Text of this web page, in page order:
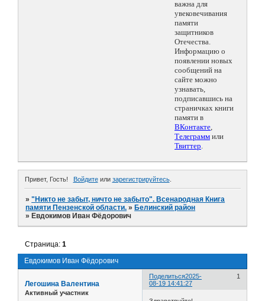
важна для
увековечивания
памяти
защитников
Отечества.
Информацию о
появлении новых
сообщений на
сайте можно
узнавать,
подписавшись на
страничках книги
памяти в
ВКонтакте,
Телеграмм или
Твиттер.
Привет, Гость! Войдитеили зарегистрируйтесь.
»"Никто не забыт, ничто не забыто". Всенародная Книга
памяти Пензенской области. » Белинский район
» Евдокимов Иван Фёдорович
Евдокимов Иван Фёдорович
Страница:1
Поделиться 1
2025-
08-19 14:41:27
Легошина Валентина
Активный участник